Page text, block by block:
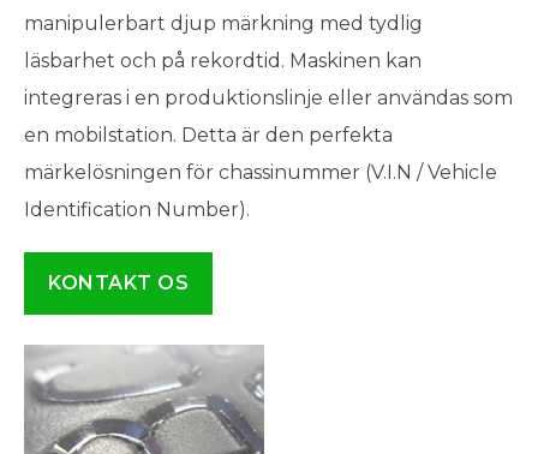
manipulerbart djup märkning med tydlig
läsbarhet och på rekordtid. Maskinen kan
integreras i en produktionslinje eller användas som
en mobilstation. Detta är den perfekta
märkelösningen för chassinummer (V.I.N / Vehicle
Identification Number).
KONTAKT OS